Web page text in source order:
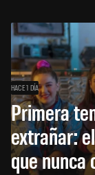
HACE 1 DÍA
Primera
extrañar:
que nunca